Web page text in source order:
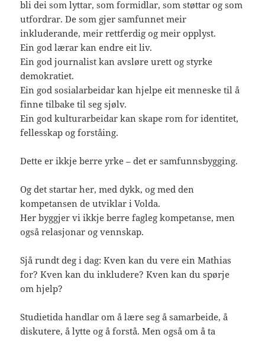
bli dei som lyttar, som formidlar, som støttar og som
utfordrar. De som gjer samfunnet meir
inkluderande, meir rettferdig og meir opplyst.
Ein god lærar kan endre eit liv.
Ein god journalist kan avsløre urett og styrke
demokratiet.
Ein god sosialarbeidar kan hjelpe eit menneske til å
finne tilbake til seg sjølv.
Ein god kulturarbeidar kan skape rom for identitet,
fellesskap og forståing.
Dette er ikkje berre yrke – det er samfunnsbygging.
Og det startar her, med dykk, og med den
kompetansen de utviklar i Volda.
Her byggjer vi ikkje berre fagleg kompetanse, men
også relasjonar og vennskap.
Sjå rundt deg i dag: Kven kan du vere ein Mathias
for? Kven kan du inkludere? Kven kan du spørje
om hjelp?
Studietida handlar om å lære seg å samarbeide, å
diskutere, å lytte og å forstå. Men også om å ta